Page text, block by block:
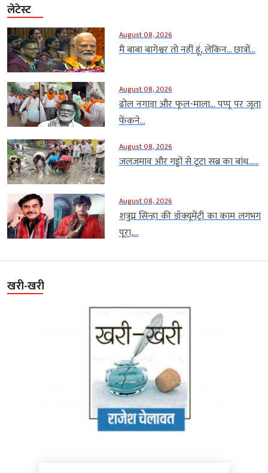
लेटेस्ट
August 08, 2026
मैं बाबा बागेश्वर तो नहीं हूं, लेकिन… छात्रों...
August 08, 2026
ढोल नगाड़ा और फूल-माला… पप्पू पर जूता
फेंकने...
August 08, 2026
जलजमाव और गड्ढों से टूटा सब्र का बांध…...
August 08, 2026
शत्रुघ्न सिन्हा की डॉक्यूमेंट्री का काम लगभग
पूरा,...
खरी-खरी